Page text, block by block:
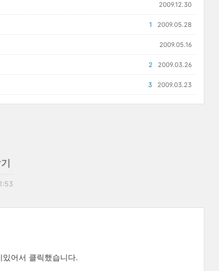
2009.12.30
2009.05.28
1
2009.05.16
2009.03.26
2
2009.03.23
3
어서 클릭했습니다.